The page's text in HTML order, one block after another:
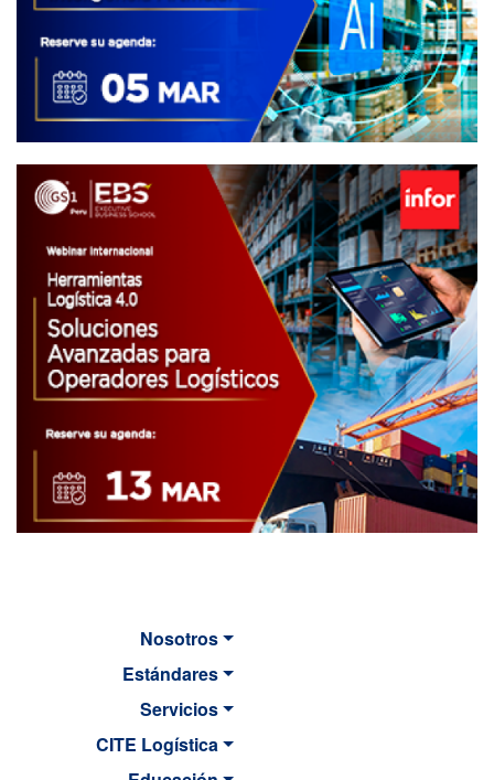
Nosotros
Estándares
Servicios
CITE Logística